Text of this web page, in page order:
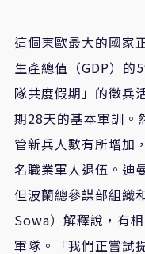
這個東歐最大的國家
生產總值（GDP）的
隊共度假期」的徵兵
期28天的基本軍訓。
管新兵人數有所增加
名職業軍人退伍。迪
但波蘭總參謀部組織
Sowa）解釋說，有
軍隊。「我們正嘗試